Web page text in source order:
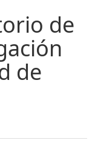
de
de